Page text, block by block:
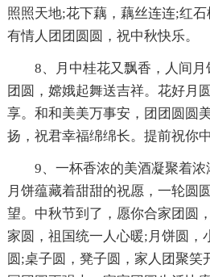
照照天地;花下藕，藕丝连连;红石
有情人团团圆圆，祝中秋快乐。
8、月中桂花又飘香，人间
团圆，嫦娥起舞送吉祥。花好月
享。和和美美万事安，团团圆圆
扬，祝君幸福绵绵长。提前祝你
9、一杯香浓的美酒凝聚着
月饼蕴藏着甜甜的祝愿，一轮圆
望。中秋节到了，愿你合家团圆
家圆，祖国统一人心暖;月饼圆，
圆;桌子圆，凳子圆，家人团聚笑